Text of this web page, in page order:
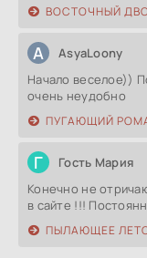
ВОСТОЧНЫЙ
A AsyaLoony
Начало веселое))
очень неудобно
ПУГАЮЩИЙ
Г Гость Мария
Конечно не
в сайте !!!
ПЫЛАЮЩЕЕ